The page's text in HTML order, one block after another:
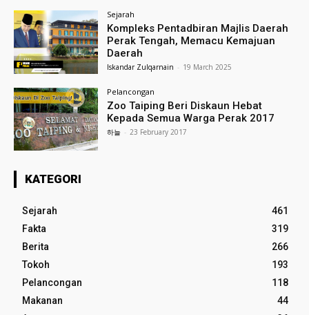
Sejarah
Kompleks Pentadbiran Majlis Daerah
Perak Tengah, Memacu Kemajuan
Daerah
Iskandar Zulqarnain - 19 March 2025
Pelancongan
Zoo Taiping Beri Diskaun Hebat
Kepada Semua Warga Perak 2017
하늘 - 23 February 2017
KATEGORI
Sejarah
461
Fakta
319
Berita
266
Tokoh
193
Pelancongan
118
Makanan
44